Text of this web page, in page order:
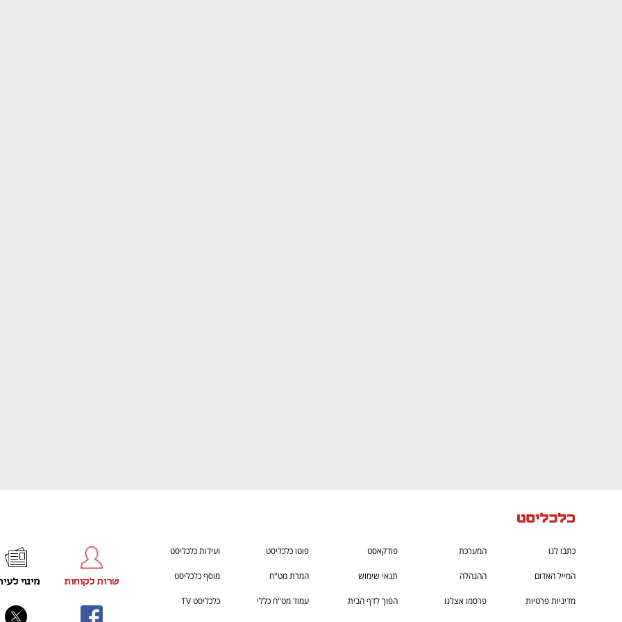
כתבו לנו המערכת פודקאסט פוטו כלכליסט ועידות כלכליסט
המייל האדום ההנהלה תנאי שימוש המרת מט"ח מוסף כלכליסט
מדיניות פרטיות פרסמו אצלנו הפוך לדף הבית עמוד מט"ח כללי כלכליסט TV
שרות לקוחות מינוי